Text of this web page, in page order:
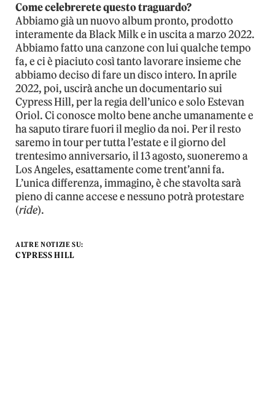
Come celebrerete questo traguardo?
Abbiamo già un nuovo album pronto, prodotto
interamente da Black Milk e in uscita a marzo 2022.
Abbiamo fatto una canzone con lui qualche tempo
fa, e ci è piaciuto così tanto lavorare insieme che
abbiamo deciso di fare un disco intero. In aprile
2022, poi, uscirà anche un documentario sui
Cypress Hill, per la regia dell’unico e solo Estevan
Oriol. Ci conosce molto bene anche umanamente e
ha saputo tirare fuori il meglio da noi. Per il resto
saremo in tour per tutta l’estate e il giorno del
trentesimo anniversario, il 13 agosto, suoneremo a
Los Angeles, esattamente come trent’anni fa.
L’unica differenza, immagino, è che stavolta sarà
pieno di canne accese e nessuno potrà protestare
(ride).
ALTRE NOTIZIE SU:
CYPRESS HILL